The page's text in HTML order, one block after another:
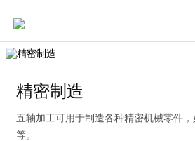
精密制造
五轴加工可用于制造各种精密机械零件
等。